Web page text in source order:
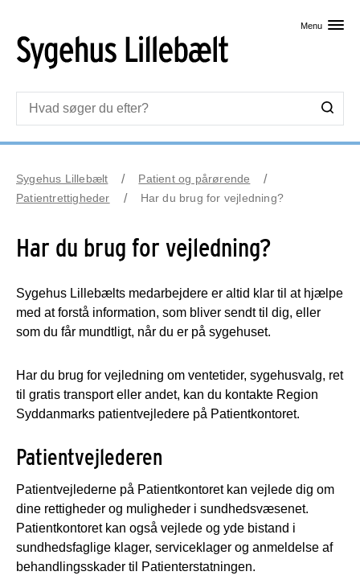
Menu
Sygehus Lillebælt
Patient og pårørende
Patientrettigheder
Har du brug for vejledning?
Har du brug for vejledning?
Sygehus Lillebælts medarbejdere er altid klar til at hjælpe
med at forstå information, som bliver sendt til dig, eller
som du får mundtligt, når du er på sygehuset.
Har du brug for vejledning om ventetider, sygehusvalg, ret
til gratis transport eller andet, kan du kontakte Region
Syddanmarks patientvejledere på Patientkontoret.
Patientvejlederen
Patientvejlederne på Patientkontoret kan vejlede dig om
dine rettigheder og muligheder i sundhedsvæsenet.
Patientkontoret kan også vejlede og yde bistand i
sundhedsfaglige klager, serviceklager og anmeldelse af
behandlingsskader til Patienterstatningen.